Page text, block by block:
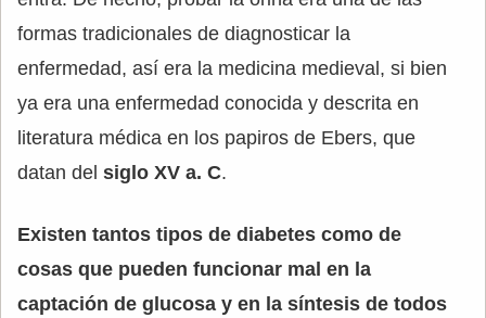
formas tradicionales de diagnosticar la
enfermedad, así era la medicina medieval, si bien
ya era una enfermedad conocida y descrita en
literatura médica en los papiros de Ebers, que
datan del siglo XV a. C.
Existen tantos tipos de diabetes como de
cosas que pueden funcionar mal en la
captación de glucosa y en la síntesis de todos